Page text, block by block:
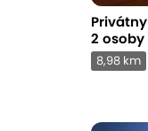
2 osoby
8,98 km